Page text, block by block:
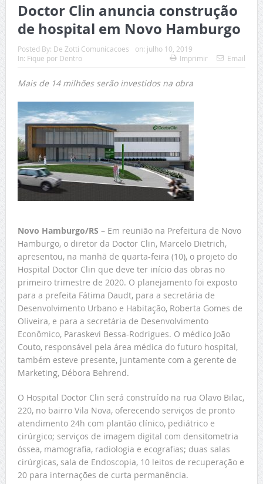
Doctor Clin anuncia construção
de hospital em Novo Hamburgo
Posted By: De Zotti Comunicacoes on: julho 10, 2019
In: Fique por Dentro Imprimir Email
Mais de 14 milhões serão investidos na obra
Novo Hamburgo/RS – Em reunião na Prefeitura de Novo
Hamburgo, o diretor da Doctor Clin, Marcelo Dietrich,
apresentou, na manhã de quarta-feira (10), o projeto do
Hospital Doctor Clin que deve ter início das obras no
primeiro trimestre de 2020. O planejamento foi exposto
para a prefeita Fátima Daudt, para a secretária de
Desenvolvimento Urbano e Habitação, Roberta Gomes de
Oliveira, e para a secretária de Desenvolvimento
Econômico, Paraskevi Bessa-Rodrigues. O médico João
Couto, responsável pela área médica do futuro hospital,
também esteve presente, juntamente com a gerente de
Marketing, Débora Behrend.
O Hospital Doctor Clin será construído na rua Olavo Bilac,
220, no bairro Vila Nova, oferecendo serviços de pronto
atendimento 24h com plantão clínico, pediátrico e
cirúrgico; serviços de imagem digital com densitometria
óssea, mamografia, radiologia e ecografias; duas salas
cirúrgicas, sala de Endoscopia, 10 leitos de recuperação e
20 para internações de curta permanência.